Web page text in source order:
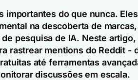
importantes do que nunca. Eles
na descoberta de marcas,
pesquisa de IA. Neste artigo,
rastrear mentions do Reddit -
até ferramentas
discussões em escala.